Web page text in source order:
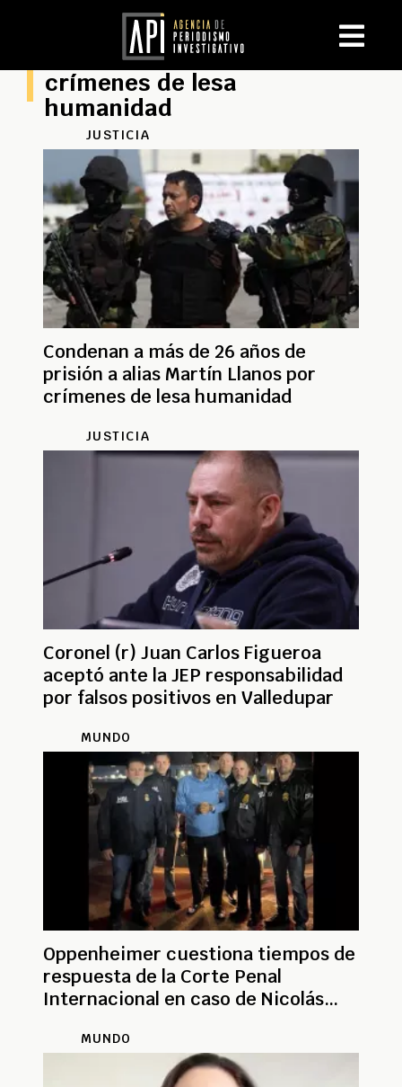
crímenes de lesa
humanidad
JUSTICIA
Condenan a más de 26 años de
prisión a alias Martín Llanos por
crímenes de lesa humanidad
JUSTICIA
Coronel (r) Juan Carlos Figueroa
aceptó ante la JEP responsabilidad
por falsos positivos en Valledupar
MUNDO
Oppenheimer cuestiona tiempos de
respuesta de la Corte Penal
Internacional en caso de Nicolás
MUNDO